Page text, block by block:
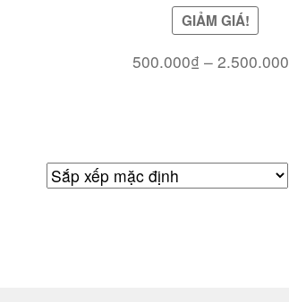
GIẢM GIÁ!
500.000₫ – 2.500.000